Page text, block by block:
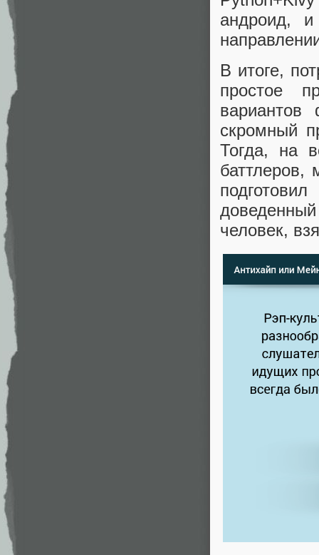
андроид,
В итоге,
простое
вариантов
скромный
Тогда, на
баттлеров,
человек,